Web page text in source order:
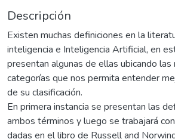
Descripción
Existen muchas definiciones en la
inteligencia e Inteligencia Artificial, en
presentan algunas de ellas ubicando las
categorías que nos permita entender
de su clasificación.
En primera instancia se presentan las
ambos términos y luego se trabajará
dadas en el libro de Russell and